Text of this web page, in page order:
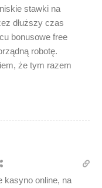
stawki na
dłuższy czas
bonusowe free
robotę.
że tym razem
kasyno online, na